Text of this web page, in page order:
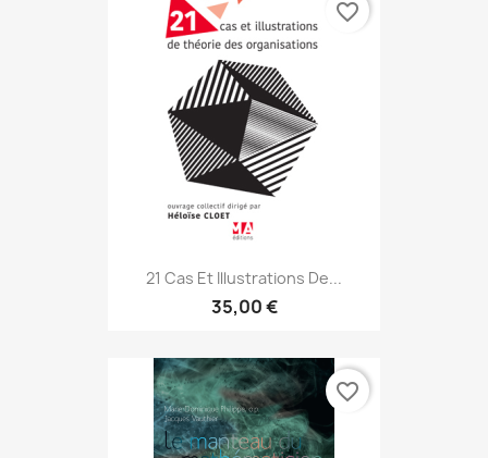
21 Cas Et Illustrations De...
35,00 €
favorite_border
favorite_border